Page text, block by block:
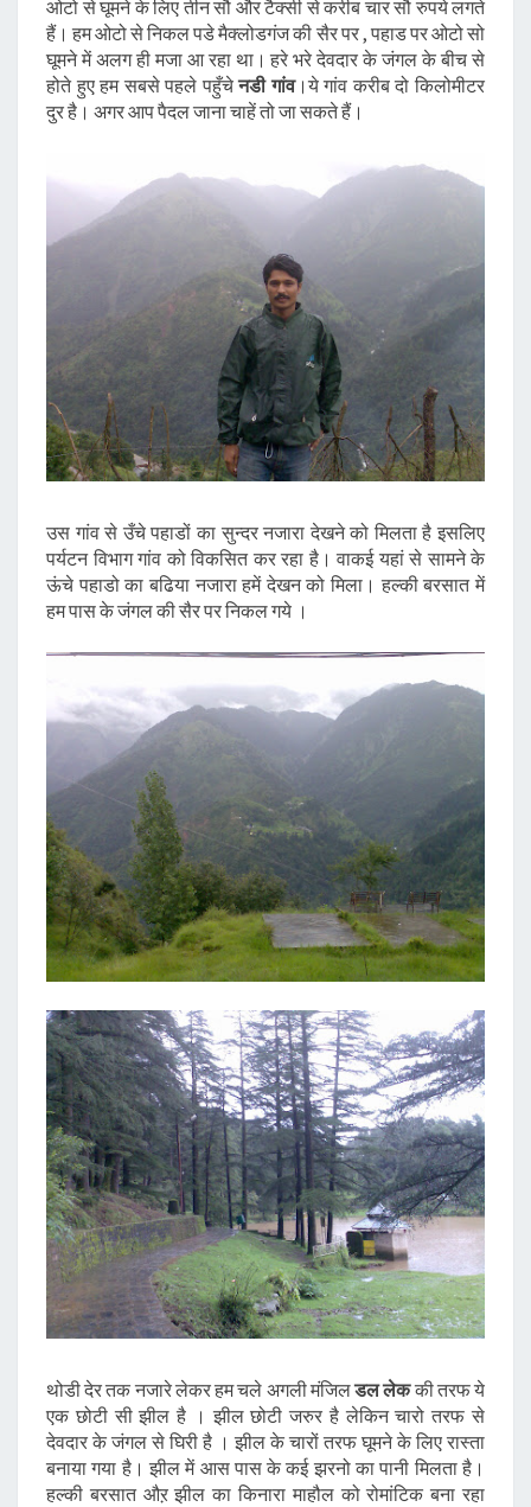
ओटो से घूमने के लिए तीन सौ और टैक्सी से करीब चार सौ रुपये लगते
हैं। हम ओटो से निकल पडे मैक्लोडगंज की सैर पर , पहाड पर ओटो सो
घूमने में अलग ही मजा आ रहा था। हरे भरे देवदार के जंगल के बीच से
होते हुए हम सबसे पहले पहुँचेनडी गांव।ये गांव करीब दो किलोमीटर
दुर है। अगर आप पैदल जाना चाहें तो जा सकते हैं।
उस गांव से उँचे पहाडों का सुन्दर नजारा देखने को मिलता है इसलिए
पर्यटन विभाग गांव को विकसित कर रहा है। वाकई यहां से सामने के
ऊंचे पहाडो का बढिया नजारा हमें देखन को मिला। हल्की बरसात में
हम पास के जंगल की सैर पर निकल गये ।
थोडी देर तक नजारे लेकर हम चले अगली मंजिलडल लेककी तरफ ये
एक छोटी सी झील है । झील छोटी जरुर है लेकिन चारो तरफ से
देवदार के जंगल से घिरी है । झील के चारों तरफ घूमने के लिए रास्ता
बनाया गया है। झील में आस पास के कई झरनो का पानी मिलता है।
हल्की बरसात औऱ झील का किनारा माहौल को रोमांटिक बना रहा